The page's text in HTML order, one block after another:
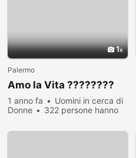
1
Palermo
Amo la Vita ????????
1 anno fa
Uomini in cerca di
Donne
322 persone hanno